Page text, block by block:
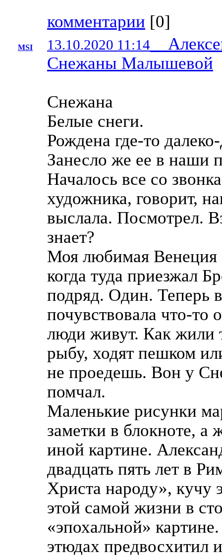
комментарии [0]
MSI 13.10.2020 11:14
Снежаны Малышевой
Снежана
Белые снеги.
Рождена где-то
Занесло же ее в наши
Началось все со
художника, говорит,
выслала. Посмотрел.
знает?
Моя любимая Венеция
когда туда приезжал
подряд. Один. Теперь
почувствовала что-то
люди живут. Как жили
рыбу, ходят пешком
не проедешь. Вон у
помчал.
Маленькие рисунки
заметки в блокноте,
иной картине.
двадцать пять лет в
Христа народу», кучу
этой самой жизни в
«эпохальной»
этюдах предвосхитил